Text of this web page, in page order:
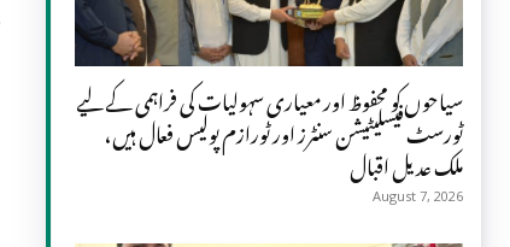
سیاحوں کو محفوظ اور معیاری سہولیات کی فراہمی کے لیے
ٹورسٹ فیسلیٹیشن سنٹرز اور ٹورازم پولیس فعال ہیں،
ملک عدیل اقبال
August 7, 2026